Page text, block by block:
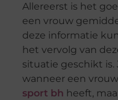
Allereerst is het
een vrouw
deze informatie
het vervolg van
situatie geschikt is.
wanneer een
sport bh heeft,